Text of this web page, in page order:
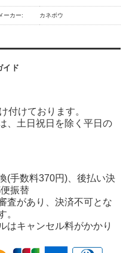
メーカー: カネボウ
イド
付けております。
、土日祝日を除く平日の
(手数料370円)、後払い決
振替
査があり、決済不可とな
。
はキャンセル料がかかり